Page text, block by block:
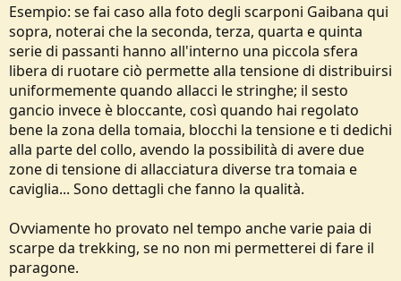
Esempio: se fai caso alla foto degli scarponi Gaibana qui
sopra, noterai che la seconda, terza, quarta e quinta
serie di passanti hanno all'interno una piccola sfera
libera di ruotare ciò permette alla tensione di distribuirsi
uniformemente quando allacci le stringhe; il sesto
gancio invece è bloccante, così quando hai regolato
bene la zona della tomaia, blocchi la tensione e ti dedichi
alla parte del collo, avendo la possibilità di avere due
zone di tensione di allacciatura diverse tra tomaia e
caviglia... Sono dettagli che fanno la qualità.
Ovviamente ho provato nel tempo anche varie paia di
scarpe da trekking, se no non mi permetterei di fare il
paragone.